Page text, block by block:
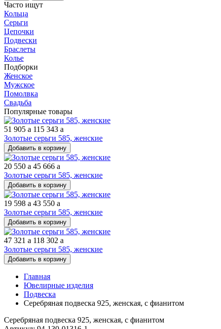
Часто ищут
Кольца
Серьги
Цепочки
Подвески
Браслеты
Колье
Подборки
Женское
Мужское
Помолвка
Свадьба
Популярные товары
51 905 a 115 343 a
Золотые серьги 585, женские
Добавить в корзину
20 550 a 45 666 a
Золотые серьги 585, женские
Добавить в корзину
19 598 a 43 550 a
Золотые серьги 585, женские
Добавить в корзину
47 321 a 118 302 a
Золотые серьги 585, женские
Добавить в корзину
Главная
Ювелирные изделия
Подвеска
Серебряная подвеска 925, женская, с фианитом
Серебряная подвеска 925, женская, с фианитом